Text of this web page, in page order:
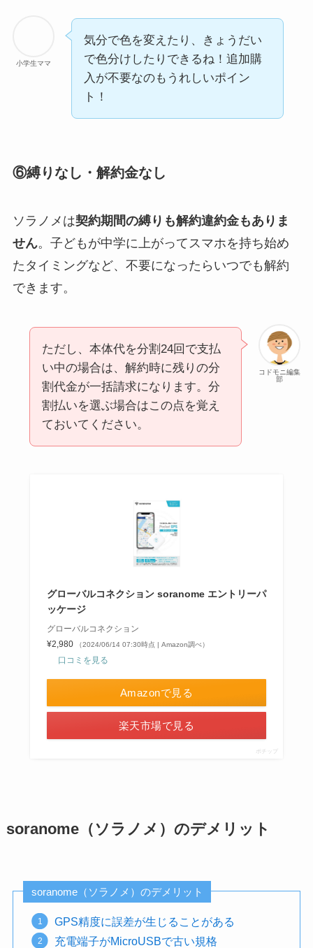
小学生ママ
気分で色を変えたり、きょうだい
で色分けしたりできるね！追加購
入が不要なのもうれしいポイン
ト！
⑥縛りなし・解約金なし
ソラノメは契約期間の縛りも解約違約金もありま
せん。子どもが中学に上がってスマホを持ち始め
たタイミングなど、不要になったらいつでも解約
できます。
コドモニ編集
部
ただし、本体代を分割24回で支払
い中の場合は、解約時に残りの分
割代金が一括請求になります。分
割払いを選ぶ場合はこの点を覚え
ておいてください。
グローバルコネクション soranome エントリーパ
ッケージ
グローバルコネクション
¥2,980
（2024/06/14 07:30時点 | Amazon調べ）
口コミを見る
Amazonで見る
楽天市場で見る
ポチップ
soranome（ソラノメ）のデメリット
soranome（ソラノメ）のデメリット
GPS精度に誤差が生じることがある
充電端子がMicroUSBで古い規格